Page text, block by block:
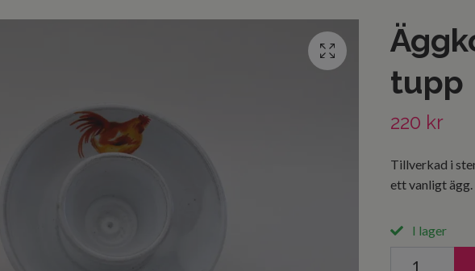
tupp
220 kr
Tillverkad i
ett vanligt ägg.
I lager